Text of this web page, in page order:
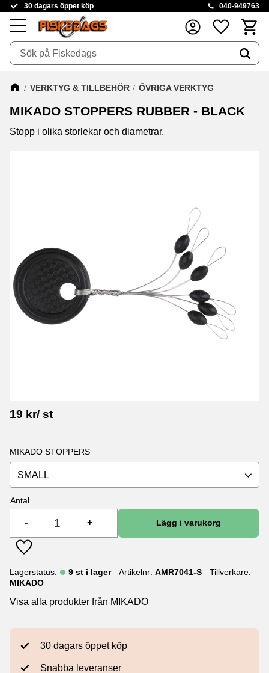
Meny
30 dagars öppet köp 040-949763
Favoriter
VERKTYG & TILLBEHÖR ÖVRIGA VERKTYG
MIKADO STOPPERS RUBBER - BLACK
​Stopp i olika storlekar och diametrar.
19 kr/ st
MIKADO STOPPERS
SMALL
Antal
+
-
Lägg till i favoriter
Lagerstatus 9 st i lager Artikelnr AMR7041-S
Tillverkare
MIKADO
Visa alla produkter från MIKADO
30 dagars öppet köp
Snabba leveranser